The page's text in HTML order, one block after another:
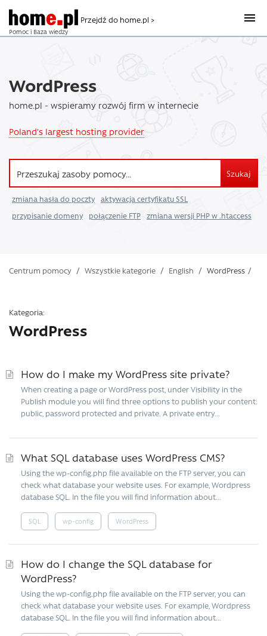
Pomoc i Baza wiedzy
Przejdź do home.pl >
WordPress
home.pl - wspieramy rozwój firm w internecie
Poland's largest hosting provider
Szukaj
zmiana hasła do poczty
aktywacja certyfikatu SSL
przypisanie domeny
połączenie FTP zmiana wersji PHP w .htaccess
Centrum pomocy / Wszystkie kategorie / English / WordPress /
Kategoria:
WordPress
How do I make my WordPress site private?
When creating a page or WordPress post, under Visibility in the
Publish module you will find three options to publish your content:
public, password protected and private. A private entry...
What SQL database uses WordPress CMS?
Using the wp-config.php file available on the FTP server, you can
check what database your website uses. For example, Wordpress
database SQL. In the file you will find information about...
SQL wp-config WordPress
How do I change the SQL database for
WordPress?
Using the wp-config.php file available on the FTP server, you can
check what database your website uses. For example, Wordpress
database SQL. In the file you will find information about...